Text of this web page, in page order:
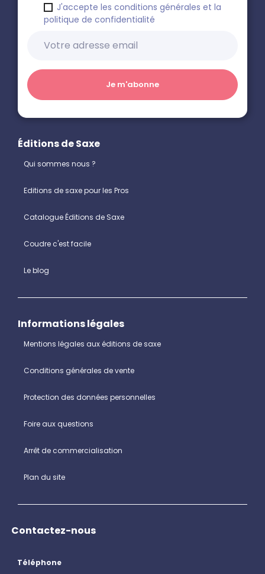
J'accepte les conditions générales et la
politique de confidentialité
Éditions de Saxe
Qui sommes nous ?
Editions de saxe pour les Pros
Catalogue Éditions de Saxe
Coudre c'est facile
Le blog
Informations légales
Mentions légales aux éditions de saxe
Conditions générales de vente
Protection des données personnelles
Foire aux questions
Arrêt de commercialisation
Plan du site
Contactez-nous
Téléphone